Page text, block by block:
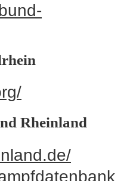
Smile-
dem
2013
Rheinland